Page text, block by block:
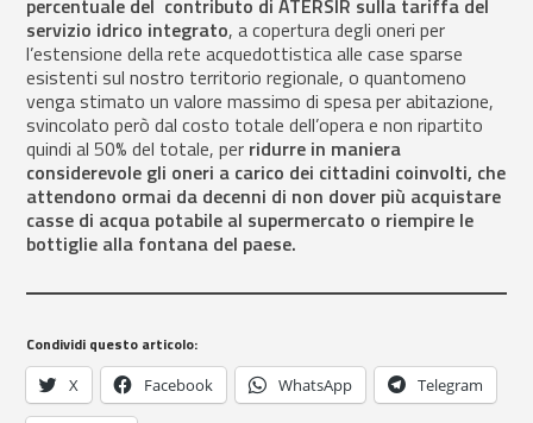
percentuale del contributo di ATERSIR sulla tariffa del
servizio idrico integrato, a copertura degli oneri per
l’estensione della rete acquedottistica alle case sparse
esistenti sul nostro territorio regionale, o quantomeno
venga stimato un valore massimo di spesa per abitazione,
svincolato però dal costo totale dell’opera e non ripartito
quindi al 50% del totale, per ridurre in maniera
considerevole gli oneri a carico dei cittadini coinvolti, che
attendono ormai da decenni di non dover più acquistare
casse di acqua potabile al supermercato o riempire le
bottiglie alla fontana del paese.
Condividi questo articolo:
X Facebook WhatsApp Telegram